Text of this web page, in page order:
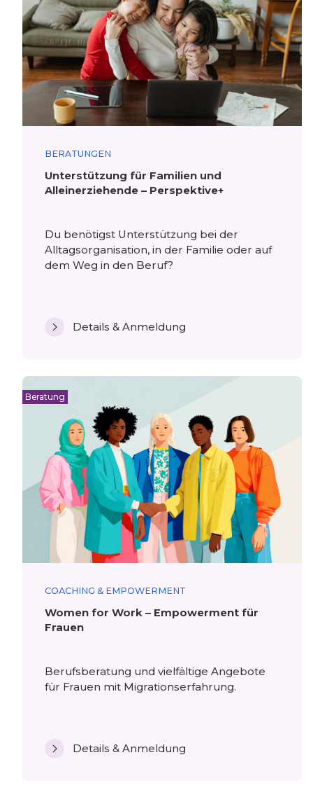
BERATUNGEN
Unterstützung für Familien und
Alleinerziehende – Perspektive+
Du benötigst Unterstützung bei der
Alltagsorganisation, in der Familie oder auf
dem Weg in den Beruf?
Details & Anmeldung
Beratung
COACHING & EMPOWERMENT
Women for Work – Empowerment für
Frauen
Berufsberatung und vielfältige Angebote
für Frauen mit Migrationserfahrung.
Details & Anmeldung